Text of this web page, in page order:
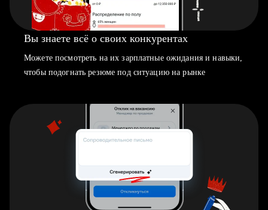
Вы знаете всё о своих конкурентах
Можете посмотреть на их зарплатные ожидания и навыки,
чтобы подогнать резюме под ситуацию на рынке